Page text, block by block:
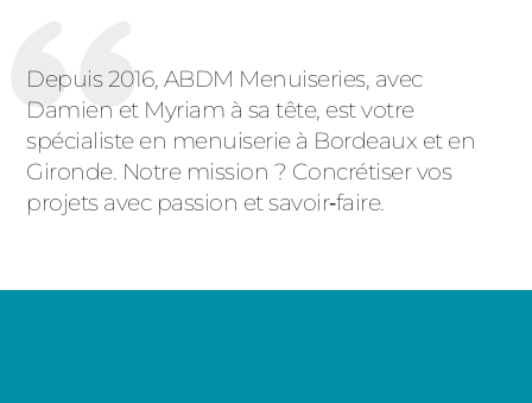
Depuis 2016, ABDM Menuiseries, avec
Damien et Myriam à sa tête, est votre
spécialiste en menuiserie à Bordeaux et en
Gironde. Notre mission ? Concrétiser vos
projets avec passion et savoir‑faire.